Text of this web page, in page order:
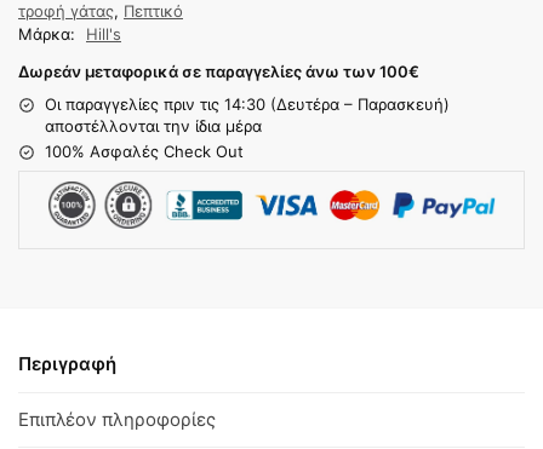
τροφή γάτας, Πεπτικό
Μάρκα:
Hill's
Δωρεάν μεταφορικά σε παραγγελίες άνω των 100€
Οι παραγγελίες πριν τις 14:30 (Δευτέρα – Παρασκευή)
αποστέλλονται την ίδια μέρα
100% Ασφαλές Check Out
Περιγραφή
Επιπλέον πληροφορίες